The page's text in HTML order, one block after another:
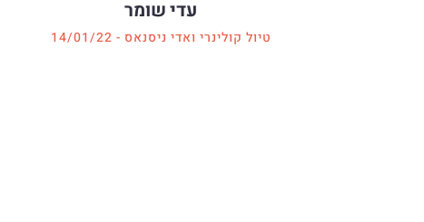
עדי שומר
טיול קולינרי ואדי ניסנאס - 14/01/22